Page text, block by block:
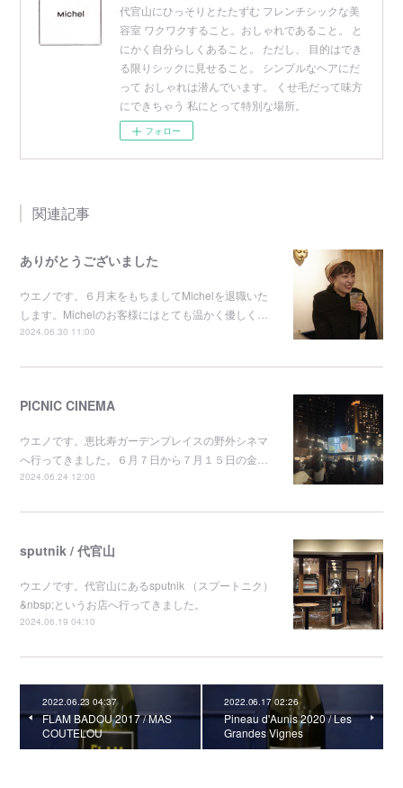
代官山にひっそりとたたずむ フレンチシックな美
容室 ワクワクすること。おしゃれであること。 と
にかく自分らしくあること。 ただし、 目的はでき
る限りシックに見せること。 シンプルなヘアにだ
って おしゃれは潜んでいます。 くせ毛だって味方
にできちゃう 私にとって特別な場所。
フォロー
関連記事
ありがとうございました
ウエノです。６月末をもちましてMichelを退職いた
します。Michelのお客様にはとても温かく優しく…
2024.06.30 11:00
PICNIC CINEMA
ウエノです。恵比寿ガーデンプレイスの野外シネマ
へ行ってきました。６月７日から７月１５日の金…
2024.06.24 12:00
sputnik / 代官山
ウエノです。代官山にあるsputnik （スプートニク）
&nbsp;というお店へ行ってきました。
2024.06.19 04:10
2022.06.23 04:37
FLAM BADOU 2017 / MAS
COUTELOU
2022.06.17 02:26
Pineau d'Aunis 2020 / Les
Grandes Vignes